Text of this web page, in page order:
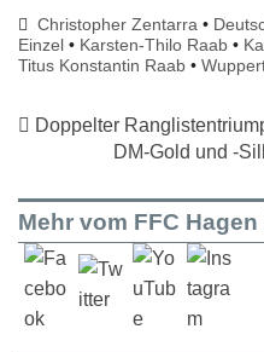
Christopher Zentarra •
Einzel • Karsten-Thilo Raab •
Titus Konstantin Raab •
Doppelter
DM-Gold und -
Mehr vom FFC Hagen